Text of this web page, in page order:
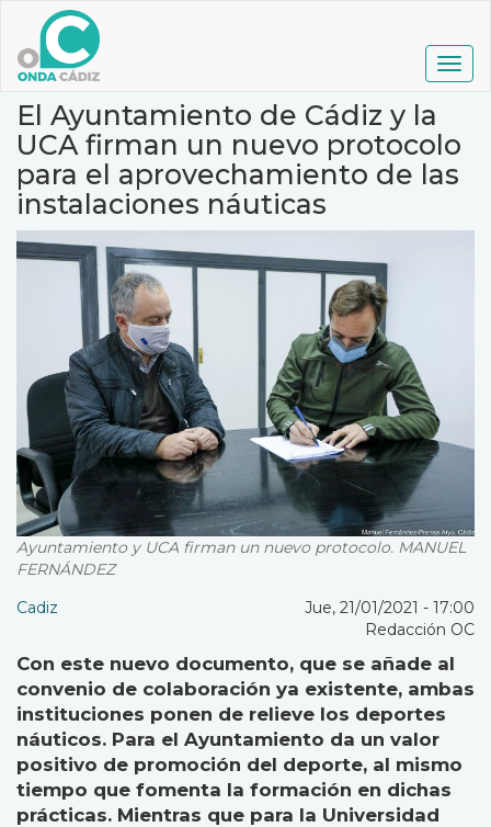
contenido
principal
El Ayuntamiento de Cádiz y la
UCA firman un nuevo protocolo
para el aprovechamiento de las
instalaciones náuticas
Ayuntamiento y UCA firman un nuevo protocolo. MANUEL
FERNÁNDEZ
Cadiz
Jue, 21/01/2021 - 17:00
Redacción OC
Con este nuevo documento, que se añade al
convenio de colaboración ya existente, ambas
instituciones ponen de relieve los deportes
náuticos. Para el Ayuntamiento da un valor
positivo de promoción del deporte, al mismo
tiempo que fomenta la formación en dichas
prácticas. Mientras que para la Universidad